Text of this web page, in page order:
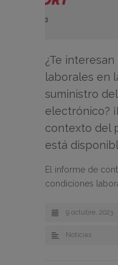
¿Te
laborales en
suministro
electrónico?
contexto del
está
El informe de
condiciones
9 octubre, 2023
Noticias